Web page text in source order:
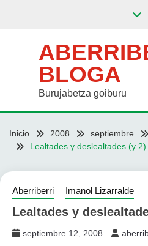
BLOGA
Burujabetza goiburu
Inicio 2008 septiembre
Lealtades y deslealtades (y 2)
Aberriberri Imanol Lizarralde
Lealtades y
septiembre 12, 2008